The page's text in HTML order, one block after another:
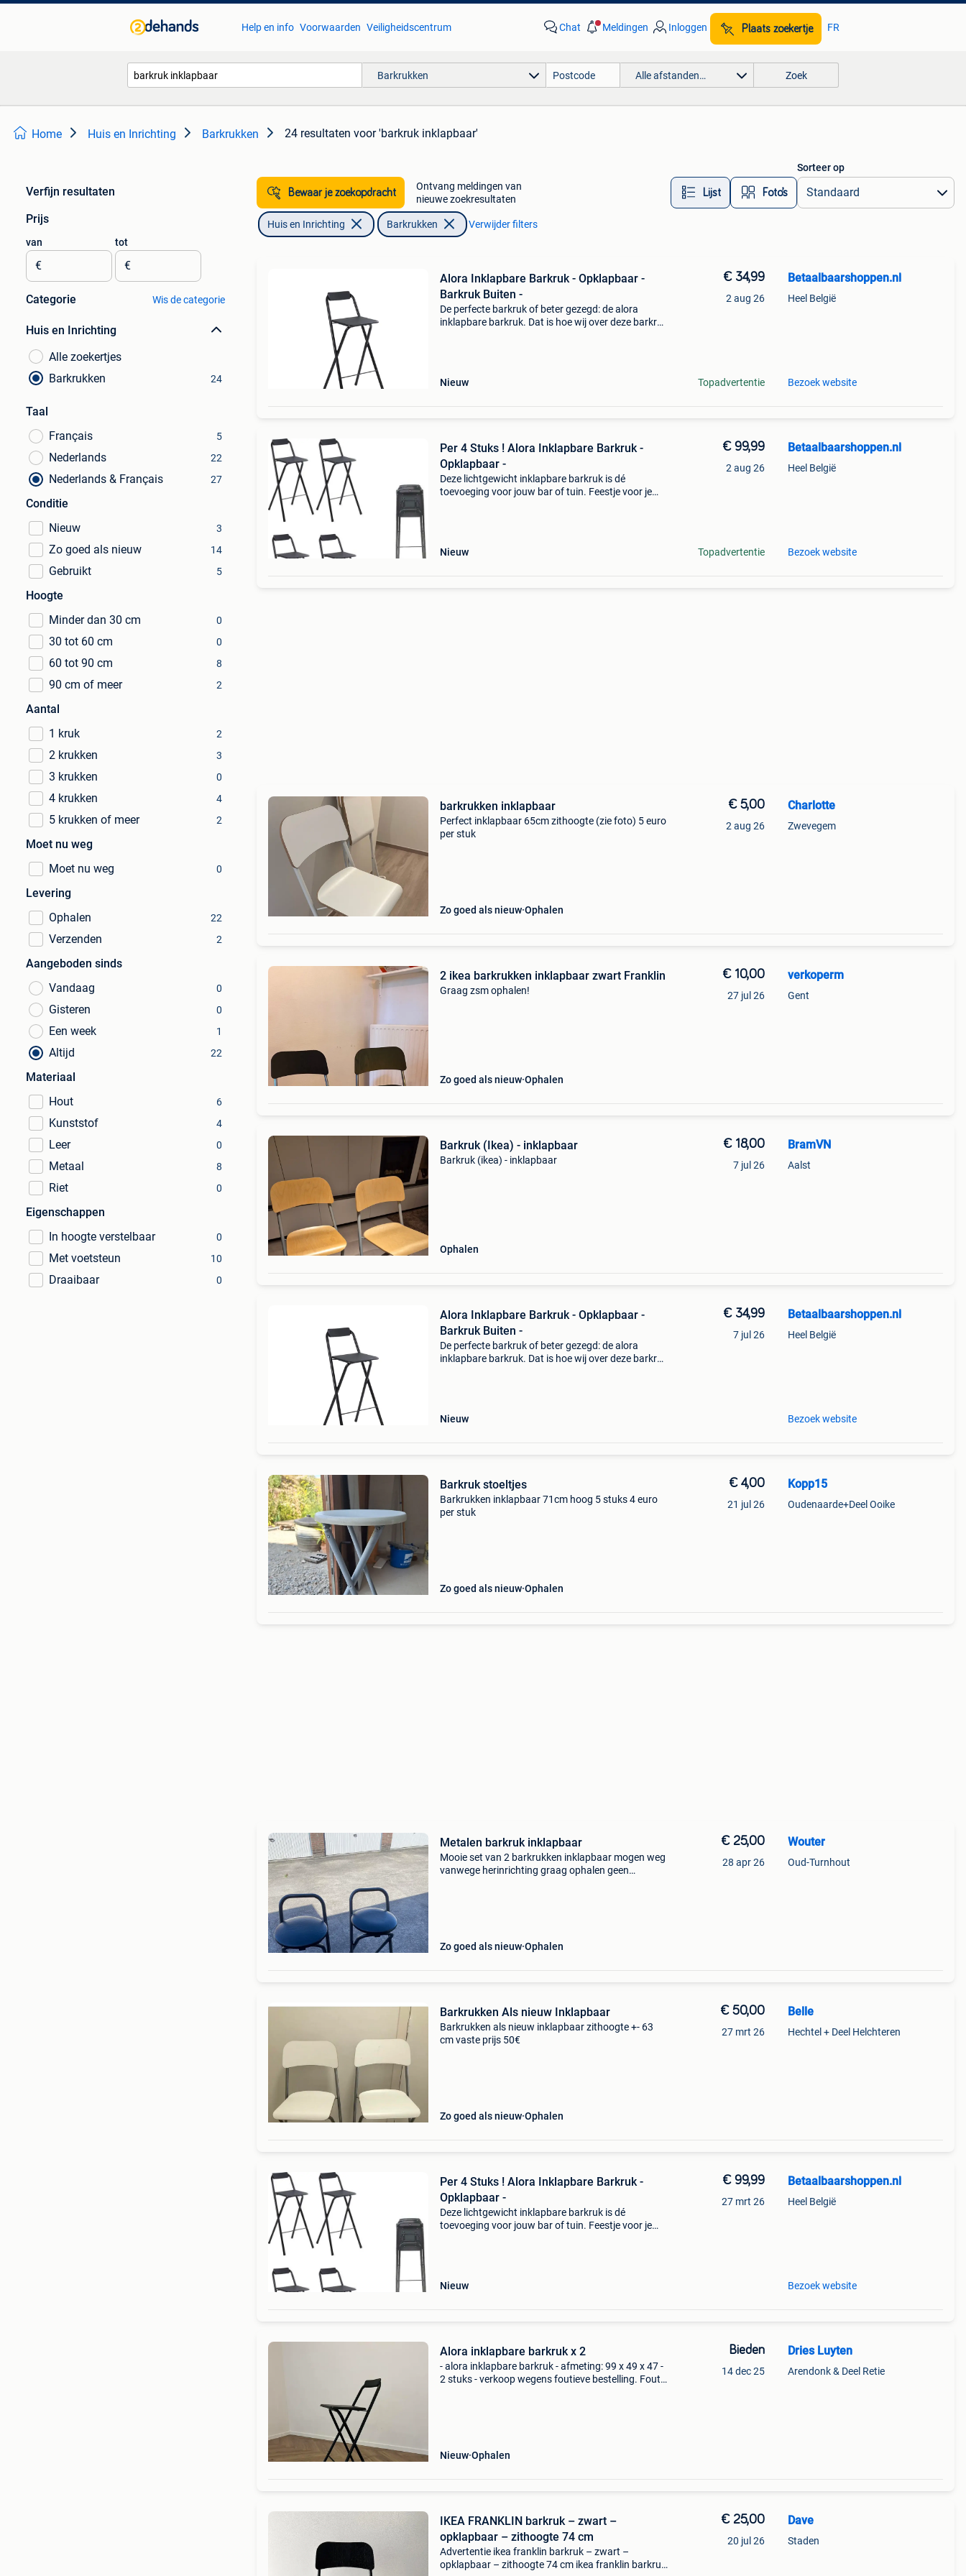
Help en info Voorwaarden Veiligheidscentrum Chat Meldingen Inloggen Plaats zoekertje FR
Barkrukken Alle afstanden… Zoek
Home Huis en Inrichting Barkrukken 24 resultaten voor 'barkruk inklapbaar'
Verfijn resultaten
Prijs
van
€
tot
€
Categorie Wis de categorie
Huis en Inrichting
Alle zoekertjes
Barkrukken
24
Taal
Français
5
Nederlands 22
Nederlands & Français 27
Conditie
Nieuw
3
Zo goed als nieuw 14
Gebruikt 5
Hoogte
Minder dan 30 cm
0
30 tot 60 cm 0
60 tot 90 cm 8
90 cm of meer 2
Aantal
1 kruk
2
2 krukken 3
3 krukken 0
4 krukken 4
5 krukken of meer 2
Moet nu weg
Moet nu weg
0
Levering
Ophalen
22
Verzenden 2
Aangeboden sinds
Vandaag
0
Gisteren 0
Een week 1
Altijd 22
Materiaal
Hout
6
Kunststof 4
Leer 0
Metaal 8
Riet 0
Eigenschappen
In hoogte verstelbaar
0
Met voetsteun 10
Draaibaar 0
Bewaar je zoekopdracht
Ontvang meldingen van
nieuwe zoekresultaten
Lijst Foto’s
Sorteer op
Huis en Inrichting Barkrukken Verwijder filters
Alora Inklapbare Barkruk - Opklapbaar -
Barkruk Buiten -
De perfecte barkruk of beter gezegd: de alora
inklapbare barkruk. Dat is hoe wij over deze barkruk
Nieuw
€ 34,99
2 aug 26
Topadvertentie
Betaalbaarshoppen.nl
Heel België
Bezoek website
Per 4 Stuks ! Alora Inklapbare Barkruk -
Opklapbaar -
Deze lichtgewicht inklapbare barkruk is dé
toevoeging voor jouw bar of tuin. Feestje voor je
Nieuw
€ 99,99
2 aug 26
Topadvertentie
Betaalbaarshoppen.nl
Heel België
Bezoek website
barkrukken inklapbaar
Perfect inklapbaar 65cm zithoogte (zie foto) 5 euro
per stuk
Zo goed als nieuw Ophalen
€ 5,00
2 aug 26
Charlotte
Zwevegem
2 ikea barkrukken inklapbaar zwart Franklin
Graag zsm ophalen!
Zo goed als nieuw Ophalen
€ 10,00
27 jul 26
verkoperm
Gent
Barkruk (Ikea) - inklapbaar
Barkruk (ikea) - inklapbaar
Ophalen
€ 18,00
7 jul 26
BramVN
Aalst
Alora Inklapbare Barkruk - Opklapbaar -
Barkruk Buiten -
De perfecte barkruk of beter gezegd: de alora
inklapbare barkruk. Dat is hoe wij over deze barkruk
Nieuw
€ 34,99
7 jul 26
Betaalbaarshoppen.nl
Heel België
Bezoek website
Barkruk stoeltjes
Barkrukken inklapbaar 71cm hoog 5 stuks 4 euro
per stuk
Zo goed als nieuw Ophalen
€ 4,00
21 jul 26
Kopp15
Oudenaarde+Deel Ooike
Metalen barkruk inklapbaar
Mooie set van 2 barkrukken inklapbaar mogen weg
vanwege herinrichting graag ophalen geen
Zo goed als nieuw Ophalen
€ 25,00
28 apr 26
Wouter
Oud-Turnhout
Barkrukken Als nieuw Inklapbaar
Barkrukken als nieuw inklapbaar zithoogte +- 63
cm vaste prijs 50€
Zo goed als nieuw Ophalen
€ 50,00
27 mrt 26
Belle
Hechtel + Deel Helchteren
Per 4 Stuks ! Alora Inklapbare Barkruk -
Opklapbaar -
Deze lichtgewicht inklapbare barkruk is dé
toevoeging voor jouw bar of tuin. Feestje voor je
Nieuw
€ 99,99
27 mrt 26
Betaalbaarshoppen.nl
Heel België
Bezoek website
Alora inklapbare barkruk x 2
- alora inklapbare barkruk - afmeting: 99 x 49 x 47 -
2 stuks - verkoop wegens foutieve bestelling. Foute
Nieuw Ophalen
Bieden
14 dec 25
Dries Luyten
Arendonk & Deel Retie
IKEA FRANKLIN barkruk – zwart –
opklapbaar – zithoogte 74 cm
Advertentie ikea franklin barkruk – zwart –
opklapbaar – zithoogte 74 cm ikea franklin barkruk
€ 25,00
20 jul 26
Dave
Staden